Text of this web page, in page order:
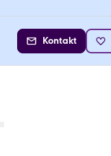
Kontakt